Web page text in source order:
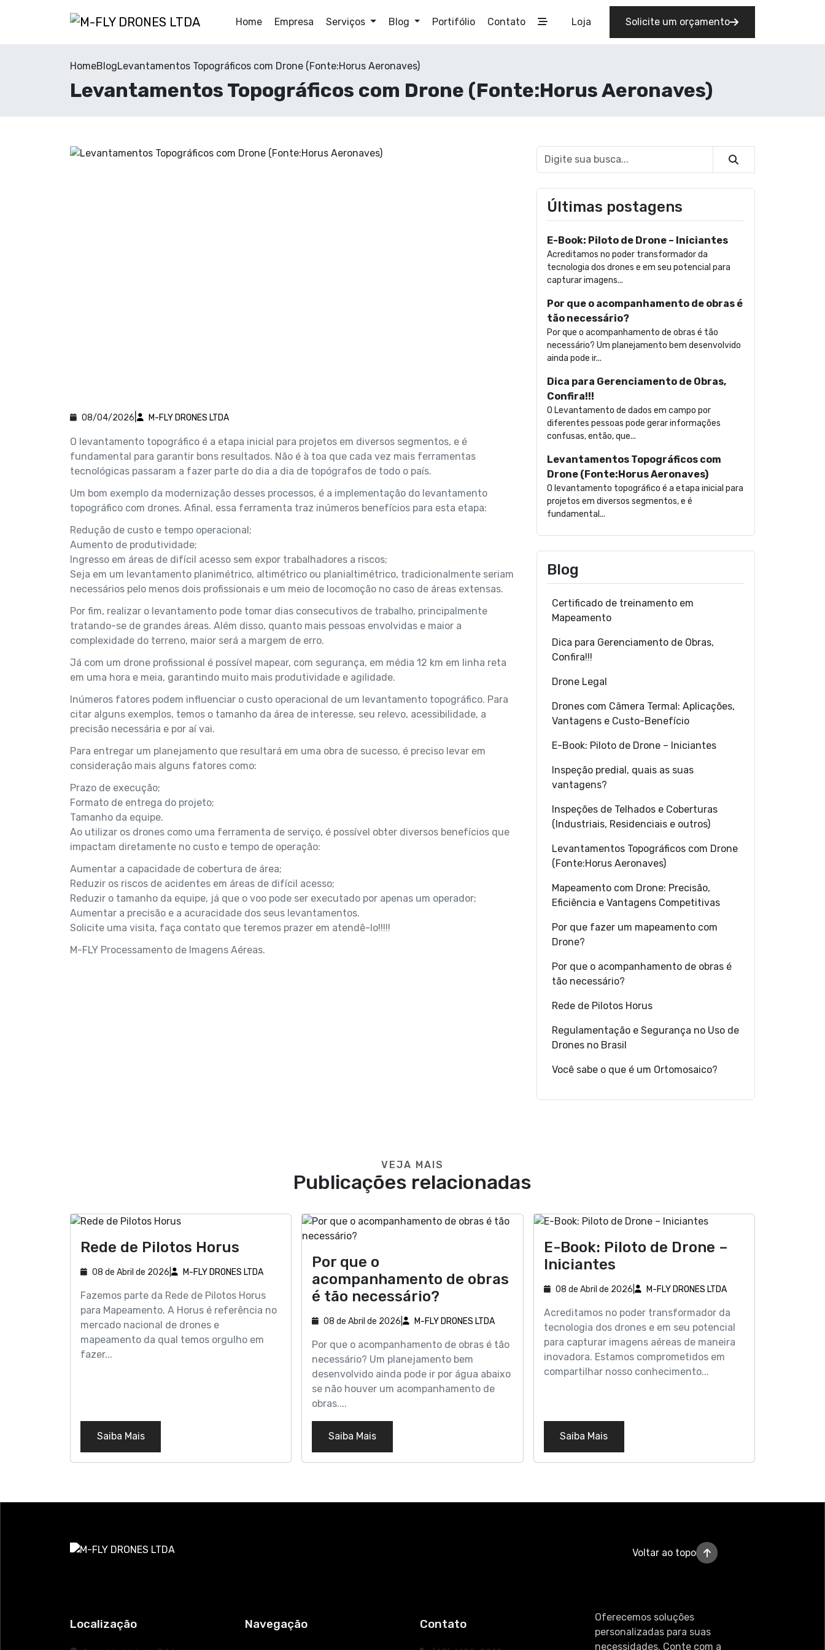
Home Empresa Serviços Blog Portifólio Contato Loja Solicite um orçamento
HomeBlogLevantamentos Topográficos com Drone (Fonte:Horus Aeronaves)
Levantamentos Topográficos com Drone (Fonte:Horus Aeronaves)
08/04/2026 M-FLY DRONES LTDA
O levantamento topográfico é a etapa inicial para projetos em diversos segmentos, e é
fundamental para garantir bons resultados. Não é à toa que cada vez mais ferramentas
tecnológicas passaram a fazer parte do dia a dia de topógrafos de todo o país.
Um bom exemplo da modernização desses processos, é a implementação do levantamento
topográfico com drones. Afinal, essa ferramenta traz inúmeros benefícios para esta etapa:
Redução de custo e tempo operacional;
Aumento de produtividade;
Ingresso em áreas de difícil acesso sem expor trabalhadores a riscos;
Seja em um levantamento planimétrico, altimétrico ou planialtimétrico, tradicionalmente seriam
necessários pelo menos dois profissionais e um meio de locomoção no caso de áreas extensas.
Por fim, realizar o levantamento pode tomar dias consecutivos de trabalho, principalmente
tratando-se de grandes áreas. Além disso, quanto mais pessoas envolvidas e maior a
complexidade do terreno, maior será a margem de erro.
Já com um drone profissional é possível mapear, com segurança, em média 12 km em linha reta
em uma hora e meia, garantindo muito mais produtividade e agilidade.
Inúmeros fatores podem influenciar o custo operacional de um levantamento topográfico. Para
citar alguns exemplos, temos o tamanho da área de interesse, seu relevo, acessibilidade, a
precisão necessária e por aí vai.
Para entregar um planejamento que resultará em uma obra de sucesso, é preciso levar em
consideração mais alguns fatores como:
Prazo de execução;
Formato de entrega do projeto;
Tamanho da equipe.
Ao utilizar os drones como uma ferramenta de serviço, é possível obter diversos benefícios que
impactam diretamente no custo e tempo de operação:
Aumentar a capacidade de cobertura de área;
Reduzir os riscos de acidentes em áreas de difícil acesso;
Reduzir o tamanho da equipe, já que o voo pode ser executado por apenas um operador;
Aumentar a precisão e a acuracidade dos seus levantamentos.
Solicite uma visita, faça contato que teremos prazer em atendê-lo!!!!!
M-FLY Processamento de Imagens Aéreas.
Buscar
Últimas postagens
E-Book: Piloto de Drone – Iniciantes
Acreditamos no poder transformador da
tecnologia dos drones e em seu potencial para
capturar imagens...
Por que o acompanhamento de obras é
tão necessário?
Por que o acompanhamento de obras é tão
necessário? Um planejamento bem desenvolvido
ainda pode ir...
Dica para Gerenciamento de Obras,
Confira!!!
O Levantamento de dados em campo por
diferentes pessoas pode gerar informações
confusas, então, que...
Levantamentos Topográficos com
Drone (Fonte:Horus Aeronaves)
O levantamento topográfico é a etapa inicial para
projetos em diversos segmentos, e é
fundamental...
Blog
Certificado de treinamento em
Mapeamento
Dica para Gerenciamento de Obras,
Confira!!!
Drone Legal
Drones com Câmera Termal: Aplicações,
Vantagens e Custo-Benefício
E-Book: Piloto de Drone – Iniciantes
Inspeção predial, quais as suas
vantagens?
Inspeções de Telhados e Coberturas
(Industriais, Residenciais e outros)
Levantamentos Topográficos com Drone
(Fonte:Horus Aeronaves)
Mapeamento com Drone: Precisão,
Eficiência e Vantagens Competitivas
Por que fazer um mapeamento com
Drone?
Por que o acompanhamento de obras é
tão necessário?
Rede de Pilotos Horus
Regulamentação e Segurança no Uso de
Drones no Brasil
Você sabe o que é um Ortomosaico?
VEJA MAIS
Publicações relacionadas
Rede de Pilotos Horus
08 de Abril de 2026 M-FLY DRONES LTDA
Fazemos parte da Rede de Pilotos Horus
para Mapeamento. A Horus é referência no
mercado nacional de drones e
mapeamento da qual temos orgulho em
fazer...
Saiba Mais
Por que o
acompanhamento de obras
é tão necessário?
08 de Abril de 2026 | M-FLY DRONES LTDA
Por que o acompanhamento de obras é tão
necessário? Um planejamento bem
desenvolvido ainda pode ir por água abaixo
se não houver um acompanhamento de
obras....
Saiba Mais
E-Book: Piloto de Drone –
Iniciantes
08 de Abril de 2026 M-FLY DRONES LTDA
Acreditamos no poder transformador da
tecnologia dos drones e em seu potencial
para capturar imagens aéreas de maneira
inovadora. Estamos comprometidos em
compartilhar nosso conhecimento...
Saiba Mais
Voltar ao topo
Localização Navegação Contato
Oferecemos soluções
personalizadas para suas
necessidades. Conte com a